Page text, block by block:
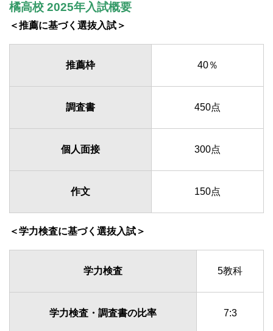
橘高校 2025年入試概要
＜推薦に基づく選抜入試＞
推薦枠 40％
調査書 450点
個人面接 300点
作文 150点
＜学力検査に基づく選抜入試＞
学力検査 5教科
学力検査・調査書の比率 7:3